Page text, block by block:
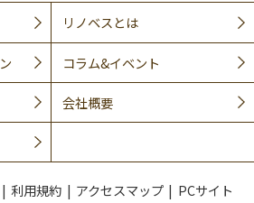
リノベスとは
コラム&イベント
会社概要
利用規約 アクセスマップ PCサイト